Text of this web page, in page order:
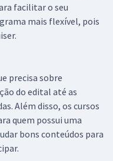
facilitar o seu
mais flexível, pois
precisa sobre
do edital até as
Além disso, os cursos
quem possui uma
bons conteúdos para